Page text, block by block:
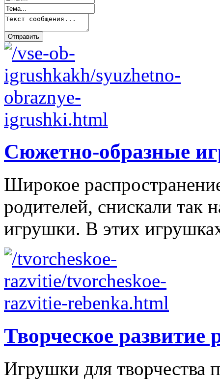
Сюжетно-образные
Широкое
родителей, снискали так
игрушки. В этих
Творческое развитие
Игрушки для творчества